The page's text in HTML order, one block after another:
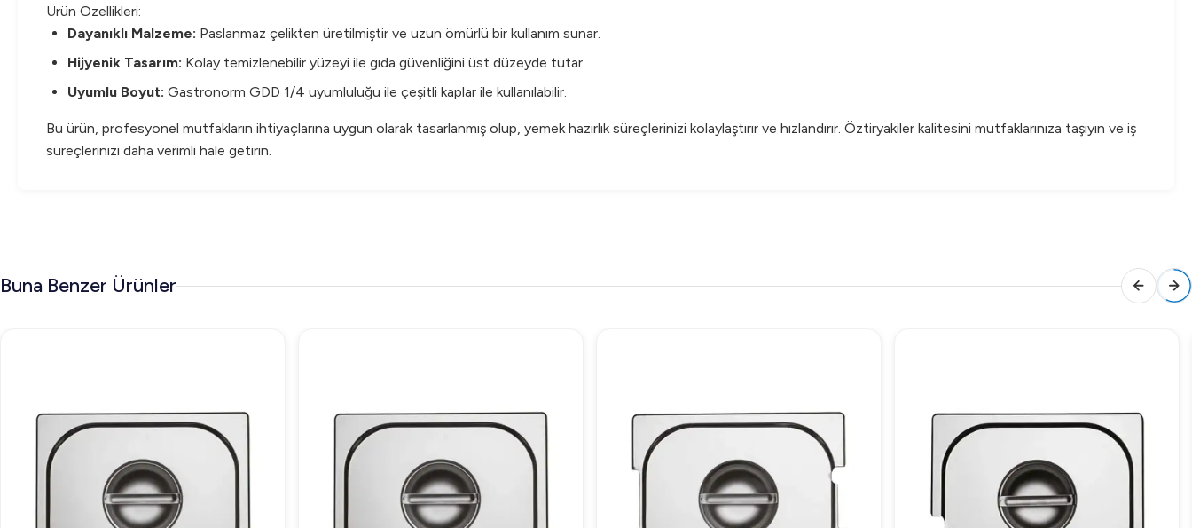
Ürün Özellikleri:
Dayanıklı Malzeme: Paslanmaz çelikten üretilmiştir ve uzun ömürlü bir kullanım sunar.
Hijyenik Tasarım: Kolay temizlenebilir yüzeyi ile gıda güvenliğini üst düzeyde tutar.
Uyumlu Boyut: Gastronorm GDD 1/4 uyumluluğu ile çeşitli kaplar ile kullanılabilir.
Bu ürün, profesyonel mutfakların ihtiyaçlarına uygun olarak tasarlanmış olup, yemek hazırlık süreçlerinizi kolaylaştırır ve hızlandırır. Öztiryakiler kalitesini mutfaklarınıza taşıyın ve iş
süreçlerinizi daha verimli hale getirin.
Buna Benzer Ürünler